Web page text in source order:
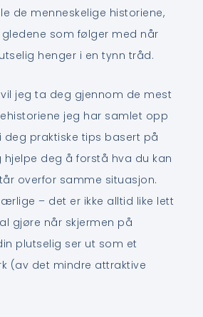
de menneskelige historiene,
som følger med når
henger i en tynn tråd.
jeg ta deg gjennom de mest
jeg har samlet opp
deg praktiske tips basert på
hjelpe deg å forstå hva du kan
overfor samme situasjon.
– det er ikke alltid like lett
gjøre når skjermen på
plutselig ser ut som et
(av det mindre attraktive